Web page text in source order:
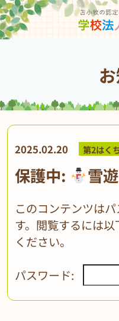
2025.02.20 第2はく
保護中: 雪
このコンテンツは
す。閲覧するには
ください。
パスワード: